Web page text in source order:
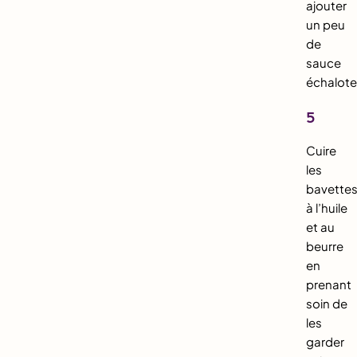
ajouter
un peu
de
sauce
5
Cuire
les
à l’huile
et au
beurre
en
prenant
soin de
les
garder